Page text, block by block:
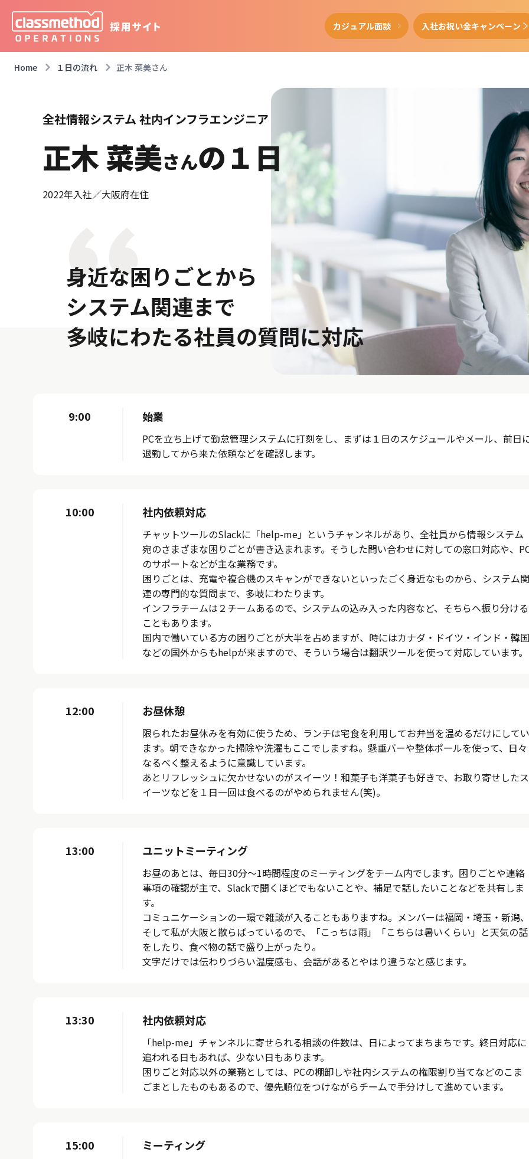
カジュアル面談 入社お祝い金キャンペーン
Home １日の流れ 正木 菜美さん
全社情報システム 社内インフラエンジニア
正木 菜美さんの１日
2022年入社／大阪府在住
身近な困りごとから
システム関連まで
多岐にわたる社員の質問に対応
9:00 始業
PCを立ち上げて勤怠管理システムに打刻をし、まずは１日のスケジュールやメール、前日
退勤してから来た依頼などを確認します。
10:00 社内依頼対応
チャットツールのSlackに「help-me」というチャンネルがあり、全社員から情報システム
宛のさまざまな困りごとが書き込まれます。そうした問い合わせに対しての窓口対応や、
のサポートなどが主な業務です。
困りごとは、充電や複合機のスキャンができないといったごく身近なものから、システム関
連の専門的な質問まで、多岐にわたります。
インフラチームは２チームあるので、システムの込み入った内容など、そちらへ振り分ける
こともあります。
国内で働いている方の困りごとが大半を占めますが、時にはカナダ・ドイツ・インド・韓国
などの国外からもhelpが来ますので、そういう場合は翻訳ツールを使って対応しています。
12:00 お昼休憩
限られたお昼休みを有効に使うため、ランチは宅食を利用してお弁当を温めるだけにしてい
ます。朝できなかった掃除や洗濯もここでしますね。懸垂バーや整体ポールを使って、日々
なるべく整えるように意識しています。
あとリフレッシュに欠かせないのがスイーツ！和菓子も洋菓子も好きで、お取り寄せしたス
イーツなどを１日一回は食べるのがやめられません(笑)。
13:00 ユニットミーティング
お昼のあとは、毎日30分～1時間程度のミーティングをチーム内でします。困りごとや連絡
事項の確認が主で、Slackで聞くほどでもないことや、補足で話したいことなどを共有しま
す。
コミュニケーションの一環で雑談が入ることもありますね。メンバーは福岡・埼玉・新潟、
そして私が大阪と散らばっているので、「こっちは雨」「こちらは暑いくらい」と天気の話
をしたり、食べ物の話で盛り上がったり。
文字だけでは伝わりづらい温度感も、会話があるとやはり違うなと感じます。
13:30 社内依頼対応
「help-me」チャンネルに寄せられる相談の件数は、日によってまちまちです。終日対応に
追われる日もあれば、少ない日もあります。
困りごと対応以外の業務としては、PCの棚卸しや社内システムの権限割り当てなどのこま
ごまとしたものもあるので、優先順位をつけながらチームで手分けして進めています。
15:00 ミーティング